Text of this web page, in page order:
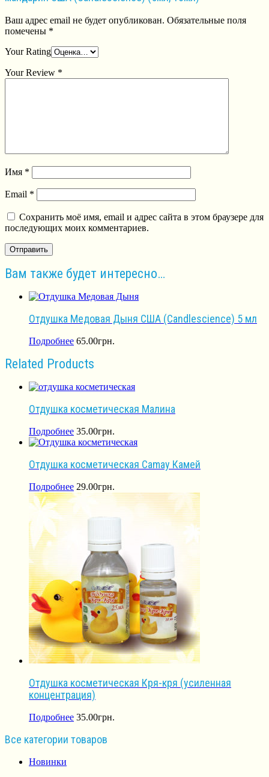
Ваш адрес email не будет опубликован. Обязательные поля
помечены *
Your Rating
Your Review *
Имя *
Email *
Сохранить моё имя, email и адрес сайта в этом браузере для
последующих моих комментариев.
Вам также будет интересно…
Отдушка Медовая Дыня США (Сandlescience) 5 мл
Подробнее 65.00грн.
Related Products
Отдушка косметическая Малина
Подробнее 35.00грн.
Отдушка косметическая Camay Камей
Подробнее 29.00грн.
Отдушка косметическая Кря-кря (усиленная
концентрация)
Подробнее 35.00грн.
Все категории товаров
Новинки